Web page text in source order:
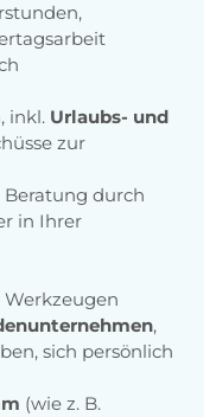
inkl. Urlaubs- und
zur
Beratung durch
in Ihrer
Werkzeugen
,
sich persönlich
(wie z. B.